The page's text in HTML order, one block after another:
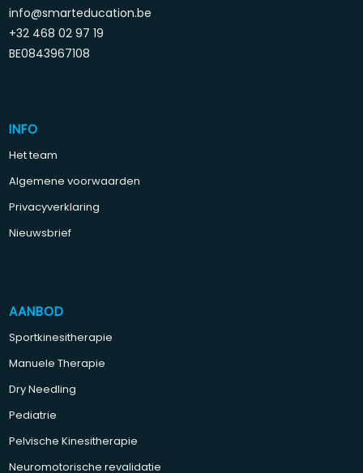
info@smarteducation.be
+32 468 02 97 19
BE0843967108
INFO
Het team
Algemene voorwaarden
Privacyverklaring
Nieuwsbrief
AANBOD
Sportkinesitherapie
Manuele Therapie
Dry Needling
Pediatrie
Pelvische Kinesitherapie
Neuromotorische revalidatie